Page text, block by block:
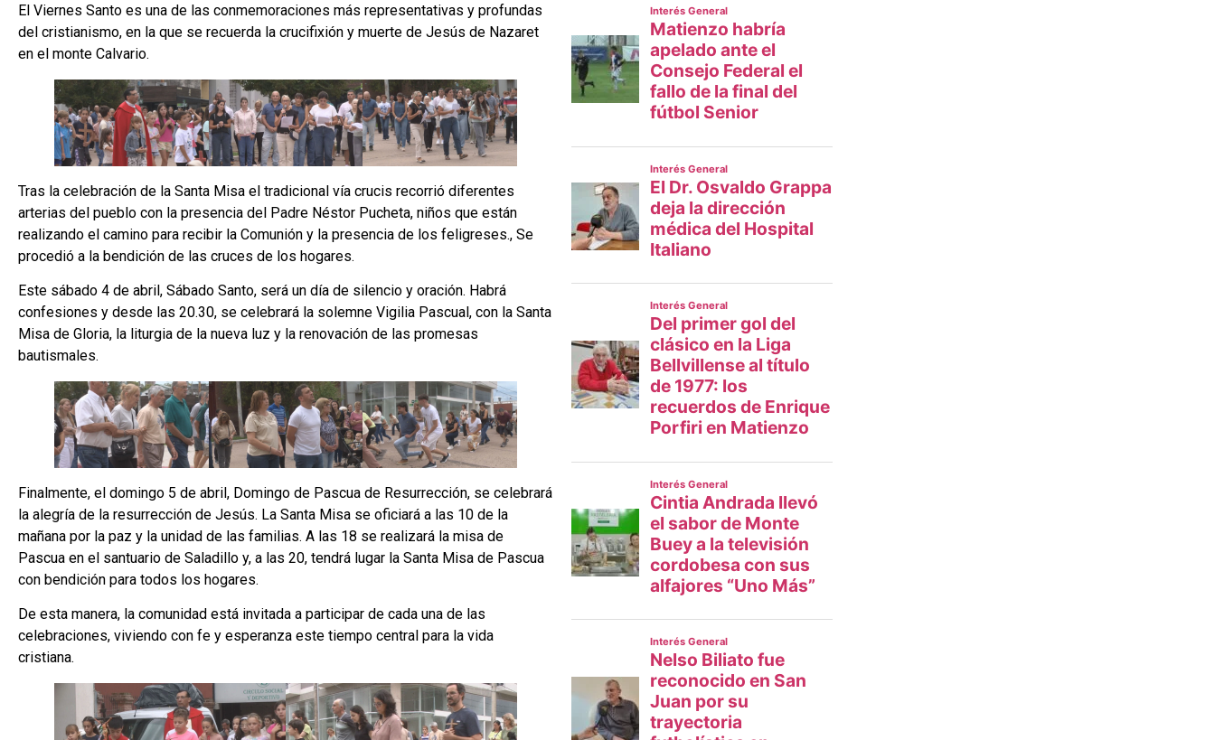
El Viernes Santo es una de las conmemoraciones más representativas y profundas
del cristianismo, en la que se recuerda la crucifixión y muerte de Jesús de Nazaret
en el monte Calvario.
Tras la celebración de la Santa Misa el tradicional vía crucis recorrió diferentes
arterias del pueblo con la presencia del Padre Néstor Pucheta, niños que están
realizando el camino para recibir la Comunión y la presencia de los feligreses., Se
procedió a la bendición de las cruces de los hogares.
Este sábado 4 de abril, Sábado Santo, será un día de silencio y oración. Habrá
confesiones y desde las 20.30, se celebrará la solemne Vigilia Pascual, con la Santa
Misa de Gloria, la liturgia de la nueva luz y la renovación de las promesas
bautismales.
Finalmente, el domingo 5 de abril, Domingo de Pascua de Resurrección, se celebrará
la alegría de la resurrección de Jesús. La Santa Misa se oficiará a las 10 de la
mañana por la paz y la unidad de las familias. A las 18 se realizará la misa de
Pascua en el santuario de Saladillo y, a las 20, tendrá lugar la Santa Misa de Pascua
con bendición para todos los hogares.
De esta manera, la comunidad está invitada a participar de cada una de las
celebraciones, viviendo con fe y esperanza este tiempo central para la vida
cristiana.